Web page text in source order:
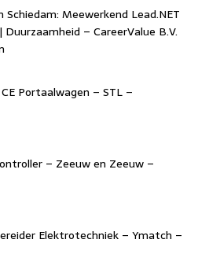
Schiedam: Meewerkend Lead.NET
Duurzaamheid – CareerValue B.V.
Portaalwagen – STL –
– Zeeuw en Zeeuw –
Elektrotechniek – Ymatch –